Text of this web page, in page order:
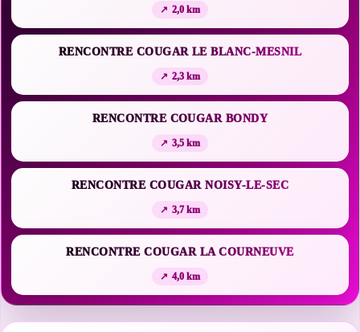
2,0 km
RENCONTRE COUGAR LE BLANC-MESNIL
2,3 km
RENCONTRE COUGAR BONDY
3,5 km
RENCONTRE COUGAR NOISY-LE-SEC
3,7 km
RENCONTRE COUGAR LA COURNEUVE
4,0 km